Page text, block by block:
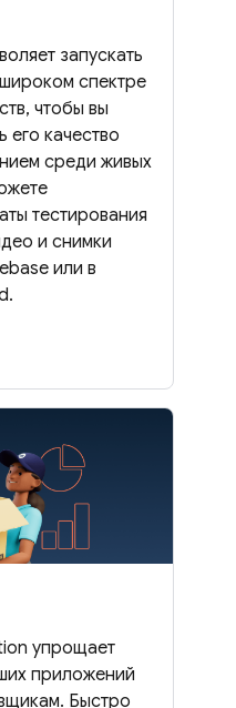
запускать
спектре
чтобы вы
его качество
среди живых
тестирования
и снимки
или в
упрощает
приложений
Быстро